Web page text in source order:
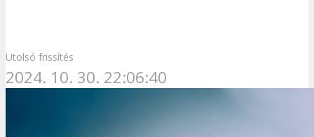
Utolsó frissítés
2024. 10. 30. 22:06:40